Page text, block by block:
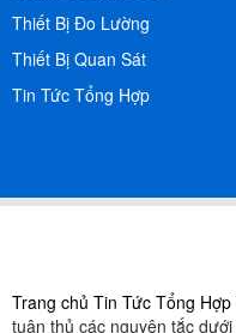
Thiết Bị Đo Lường
Thiết Bị Quan Sát
Tin Tức Tổng Hợp
Trang chủ Tin Tức Tổng Hợp
tuân thủ các nguyên tắc